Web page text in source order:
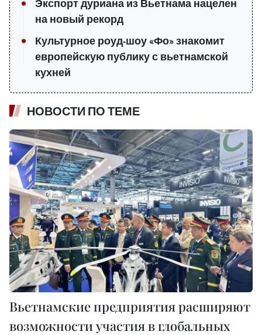
Экспорт дуриана из Вьетнама нацелен
на новый рекорд
Культурное роуд-шоу «Фо» знакомит
европейскую публику с вьетнамской
кухней
НОВОСТИ ПО ТЕМЕ
Вьетнамские предприятия расширяют
возможности участия в глобальных